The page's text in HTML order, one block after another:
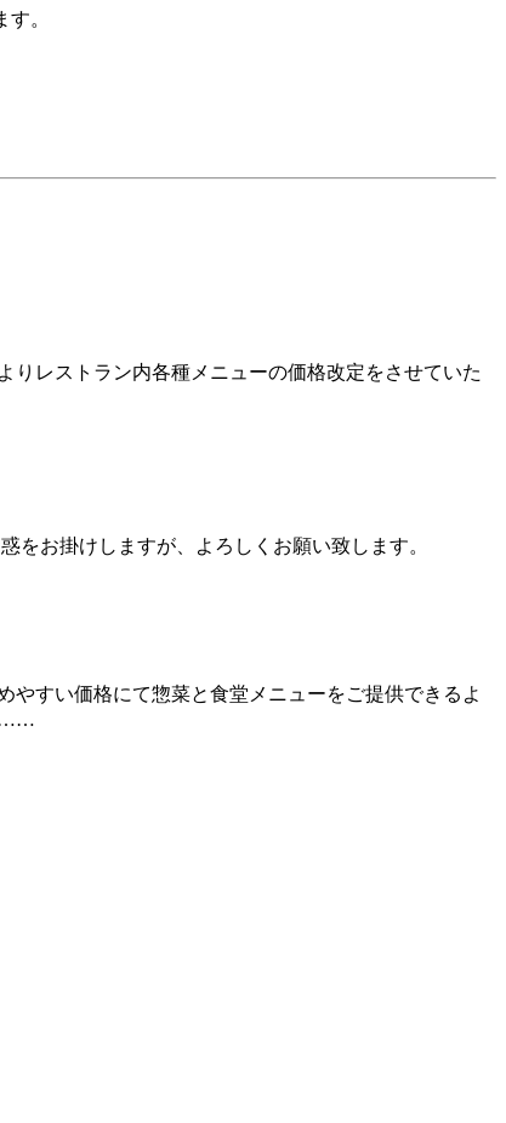
。
りレストラン内各種メニューの価格改定をさせていた
をお掛けしますが、よろしくお願い致します。
すい価格にて惣菜と食堂メニューをご提供できるよ
……